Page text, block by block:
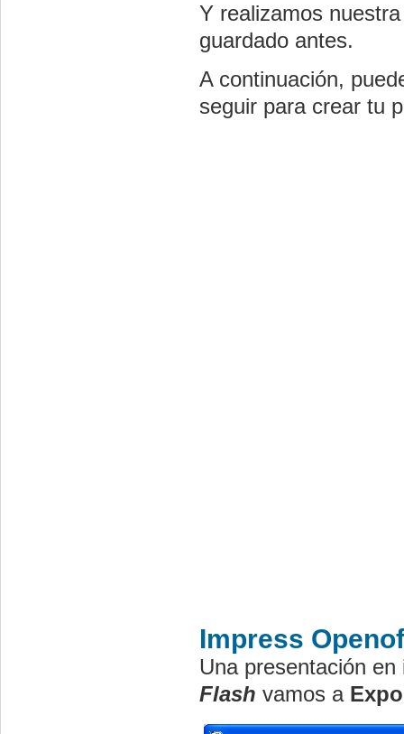
Y realizamos
guardado antes.
A continuación,
seguir para crear tu
Impress
Una presentación en
Flash vamos a